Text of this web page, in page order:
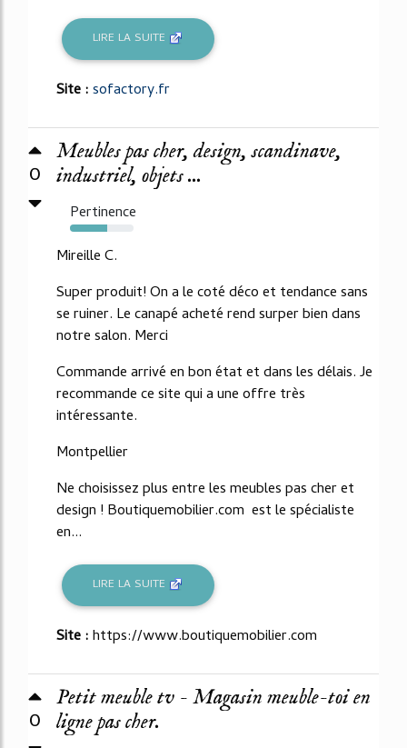
LIRE LA SUITE
Site :sofactory.fr
0
Meubles pas cher, design, scandinave,
industriel, objets ...
Pertinence
58%
Mireille C.
Super produit! On a le coté déco et tendance sans
se ruiner. Le canapé acheté rend surper bien dans
notre salon. Merci
Commande arrivé en bon état et dans les délais. Je
recommande ce site qui a une offre très
intéressante.
Montpellier
Ne choisissez plus entre les meubles pas cher et
design ! Boutiquemobilier.com est le spécialiste
en...
LIRE LA SUITE
Site :https://www.boutiquemobilier.com
0
Petit meuble tv - Magasin meuble-toi en
ligne pas cher.